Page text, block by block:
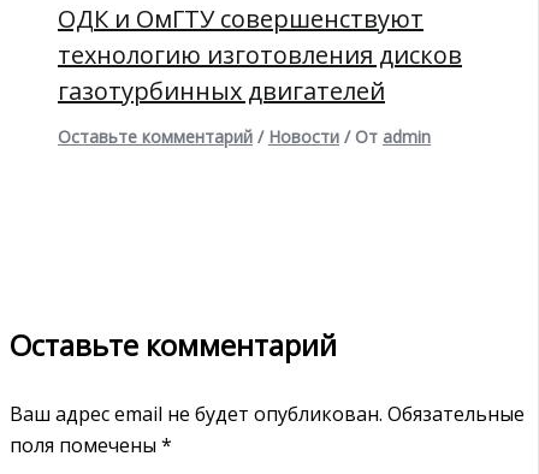
ОДК и ОмГТУ совершенствуют
технологию изготовления дисков
газотурбинных двигателей
Оставьте комментарий / Новости / От admin
Оставьте комментарий
Ваш адрес email не будет опубликован. Обязательные
поля помечены *